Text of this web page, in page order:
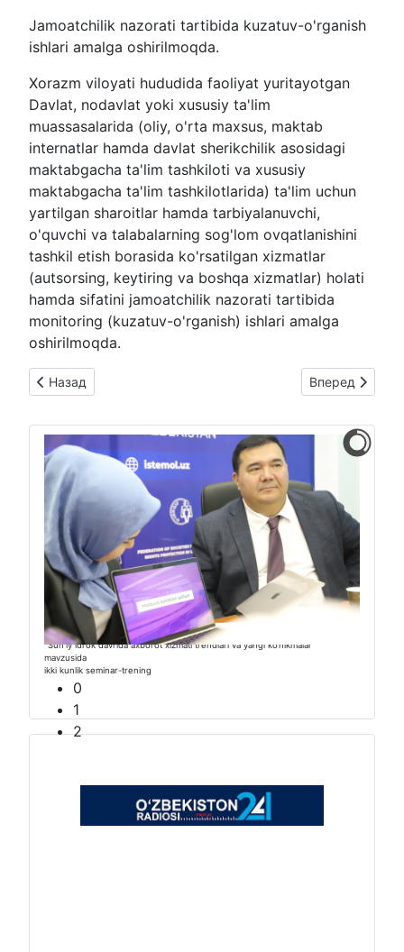
Jamoatchilik nazorati tartibida kuzatuv-o'rganish
ishlari amalga oshirilmoqda.
Xorazm viloyati hududida faoliyat yuritayotgan
Davlat, nodavlat yoki xususiy ta'lim
muassasalarida (oliy, o'rta maxsus, maktab
internatlar hamda davlat sherikchilik asosidagi
maktabgacha ta'lim tashkiloti va xususiy
maktabgacha ta'lim tashkilotlarida) ta'lim uchun
yartilgan sharoitlar hamda tarbiyalanuvchi,
o'quvchi va talabalarning sog'lom ovqatlanishini
tashkil etish borasida ko'rsatilgan xizmatlar
(autsorsing, keytiring va boshqa xizmatlar) holati
hamda sifatini jamoatchilik nazorati tartibida
monitoring (kuzatuv-o'rganish) ishlari amalga
oshirilmoqda.
Предыдущий: Jamoatchilik nazorati tartibida kuzatuv-
Назад Следующий:
Вперед
“Sunʼiy idrok davrida axborot xizmati trendlari va yangi ko‘nikmalar”
mavzusida
ikki kunlik seminar-trening
0
1
2